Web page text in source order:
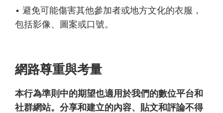
• 避免可能傷害其他參加者或地方文化的衣服，
包括影像、圖案或口號。
網路尊重與考量
本行為準則中的期望也適用於我們的數位平台和
社群網站。分享和建立的內容、貼文和評論不得